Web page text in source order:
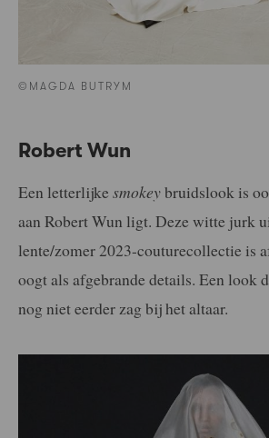
©MAGDA BUTRYM
Robert Wun
Een letterlijke smokeybruidslook is
aan Robert Wun ligt. Deze witte jurk
lente/zomer 2023-couturecollectie is
oogt als afgebrande details. Een look
nog niet eerder zag bij het altaar.